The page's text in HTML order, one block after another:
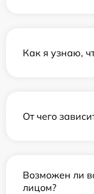
Как я узнаю,
От чего
Возможен ли
лицом?